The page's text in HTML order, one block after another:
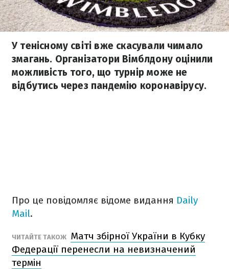
У тенісному світі вже скасували чимало
змагань. Організатори Вімблдону оцінили
можливість того, що турнір може не
відбутись через пандемію коронавірусу.
Про це повідомляє відоме видання Daily
Mail.
ЧИТАЙТЕ ТАКОЖ Матч збірної України в Кубку
Федерації перенесли на невизначений
термін